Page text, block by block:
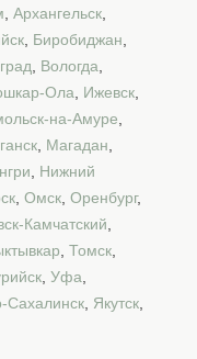
, Архангельск,
, Биробиджан,
, Вологда,
Ола, Ижевск,
на-Амуре,
, Магадан,
, Нижний
, Омск, Оренбург,
Камчатский,
, Томск,
, Уфа,
, Якутск,